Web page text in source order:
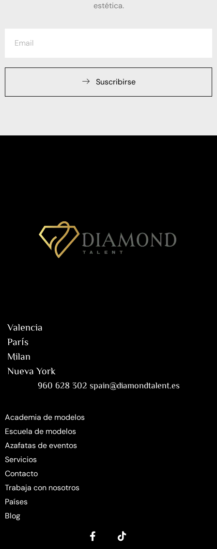
estética.
Suscribirse
Valencia
París
Milan
Nueva York
960 628 302 spain@diamondtalent.es
Academia de modelos
Escuela de modelos
Azafatas de eventos
Servicios
Contacto
Trabaja con nosotros
Países
Blog